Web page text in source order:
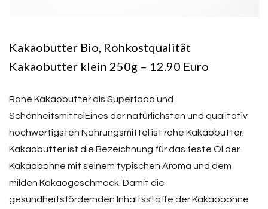
Kakaobutter Bio, Rohkostqualität
Kakaobutter klein 250g – 12.90 Euro
Rohe Kakaobutter als Superfood und
SchönheitsmittelEines der natürlichsten und qualitativ
hochwertigsten Nahrungsmittel ist rohe Kakaobutter.
Kakaobutter ist die Bezeichnung für das feste Öl der
Kakaobohne mit seinem typischen Aroma und dem
milden Kakaogeschmack. Damit die
gesundheitsfördernden Inhaltsstoffe der Kakaobohne